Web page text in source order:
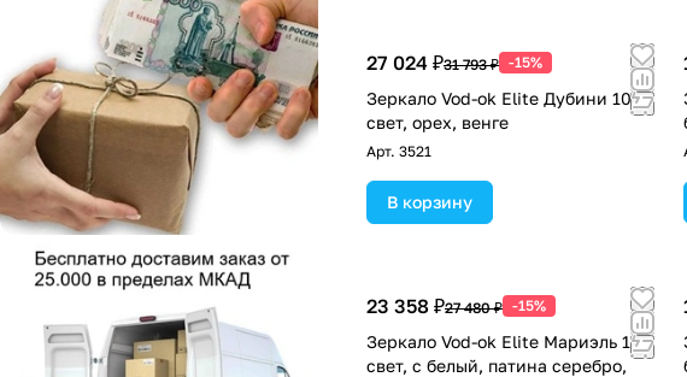
27 024 ₽31 793 ₽ -15%
Зеркало Vod-ok Elite Дубини 105
свет, орех, венге
Арт. 3521
В корзину
23 358 ₽27 480 ₽ -15%
Зеркало Vod-ok Elite Мариэль 105
свет, с белый, патина серебро,